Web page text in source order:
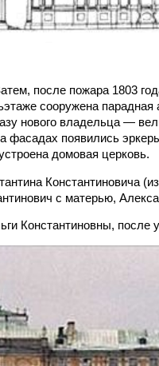
после пожара 1803
сооружена
нового владельца —
появились
домовая церковь.
Константиновича
с матерью,
Константиновны, после